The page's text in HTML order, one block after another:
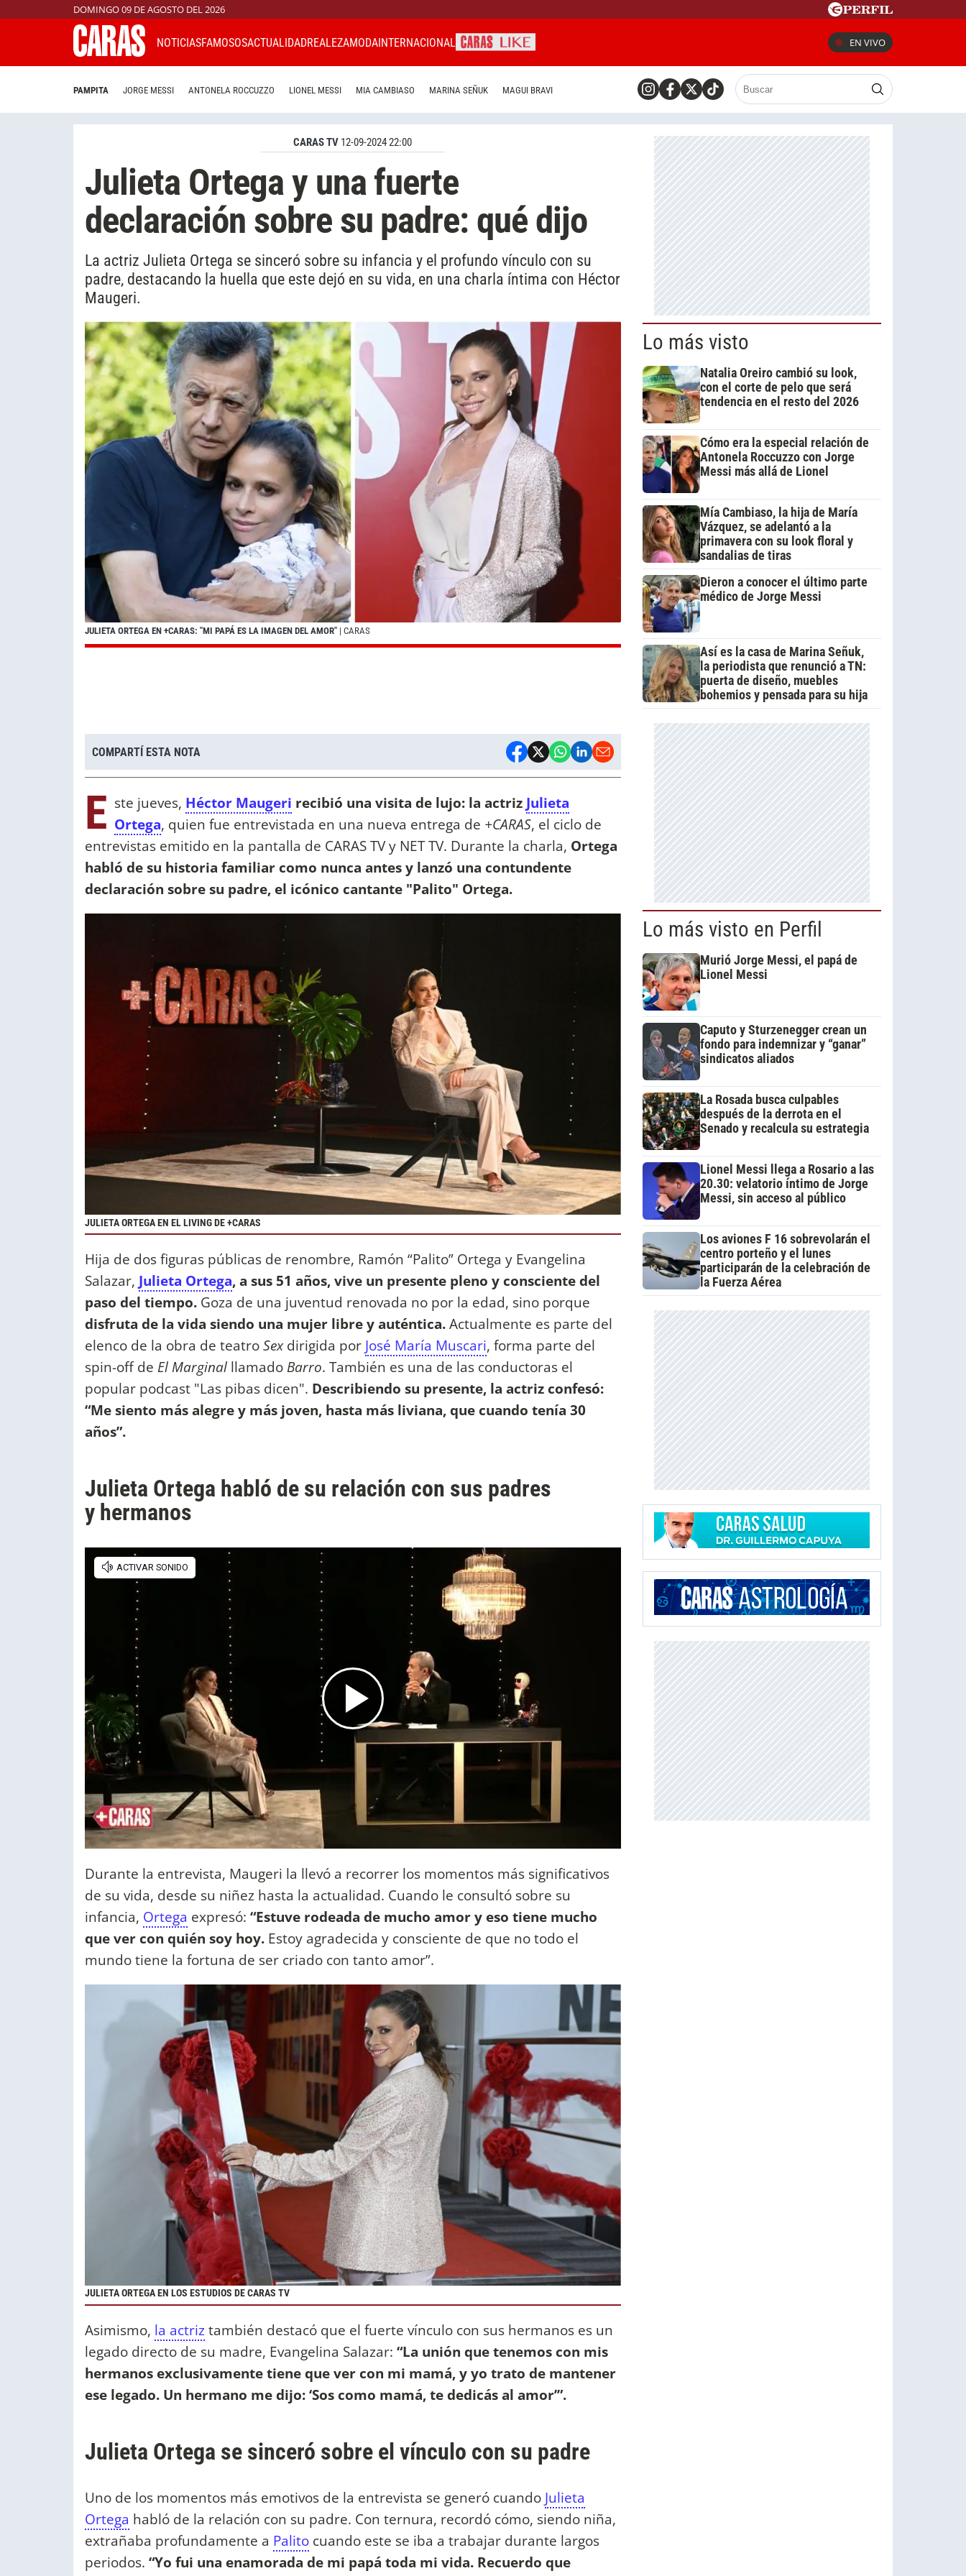
DOMINGO 09 DE AGOSTO DEL 2026
NOTICIASFAMOSOSACTUALIDADREALEZAMODAINTERNACIONAL EN VIVO
PAMPITA JORGE MESSI ANTONELA ROCCUZZO LIONEL MESSI MIA CAMBIASO MARINA SEÑUK MAGUI BRAVI
CARAS TV 12-09-2024 22:00
Julieta Ortega y una fuerte
declaración sobre su padre: qué dijo
La actriz Julieta Ortega se sinceró sobre su infancia y el profundo vínculo con su
padre, destacando la huella que este dejó en su vida, en una charla íntima con Héctor
Maugeri.
JULIETA ORTEGA EN +CARAS: "MI PAPÁ ES LA IMAGEN DEL AMOR" | CARAS
COMPARTÍ ESTA NOTA
E ste jueves, Héctor Maugeri recibió una visita de lujo: la actriz Julieta
Ortega, quien fue entrevistada en una nueva entrega de +CARAS, el ciclo de
entrevistas emitido en la pantalla de CARAS TV y NET TV. Durante la charla, Ortega
habló de su historia familiar como nunca antes y lanzó una contundente
declaración sobre su padre, el icónico cantante "Palito" Ortega.
JULIETA ORTEGA EN EL LIVING DE +CARAS
Hija de dos figuras públicas de renombre, Ramón “Palito” Ortega y Evangelina
Salazar, Julieta Ortega, a sus 51 años, vive un presente pleno y consciente del
paso del tiempo. Goza de una juventud renovada no por la edad, sino porque
disfruta de la vida siendo una mujer libre y auténtica.Actualmente es parte del
elenco de la obra de teatroSexdirigida por José María Muscari, forma parte del
spin-off de El Marginal llamado Barro. También es una de las conductoras el
popular podcast "Las pibas dicen". Describiendo su presente, la actriz confesó:
“Me siento más alegre y más joven, hasta más liviana, que cuando tenía 30
años”.
Julieta Ortega habló de su relación con sus padres
y hermanos
Durante la entrevista, Maugeri la llevó a recorrer los momentos más significativos
de su vida, desde su niñez hasta la actualidad. Cuando le consultó sobre su
infancia, Ortega expresó: “Estuve rodeada de mucho amor y eso tiene mucho
que ver con quién soy hoy. Estoy agradecida y consciente de que no todo el
mundo tiene la fortuna de ser criado con tanto amor”.
JULIETA ORTEGA EN LOS ESTUDIOS DE CARAS TV
Asimismo, la actriztambién destacó que el fuerte vínculo con sus hermanos es un
legado directo de su madre, Evangelina Salazar: “La unión que tenemos con mis
hermanos exclusivamente tiene que ver con mi mamá, y yo trato de mantener
ese legado. Un hermano me dijo: ‘Sos como mamá, te dedicás al amor’”.
Julieta Ortega se sinceró sobre el vínculo con su padre
Uno de los momentos más emotivos de la entrevista se generó cuando Julieta
Ortega habló de la relación con su padre. Con ternura, recordó cómo, siendo niña,
extrañaba profundamente a Palito cuando este se iba a trabajar durante largos
periodos. “Yo fui una enamorada de mi papá toda mi vida. Recuerdo que
Lo más visto
Natalia Oreiro cambió su look,
con el corte de pelo que será
tendencia en el resto del 2026
Cómo era la especial relación de
Antonela Roccuzzo con Jorge
Messi más allá de Lionel
Mía Cambiaso, la hija de María
Vázquez, se adelantó a la
primavera con su look floral y
sandalias de tiras
Dieron a conocer el último parte
médico de Jorge Messi
Así es la casa de Marina Señuk,
la periodista que renunció a TN:
puerta de diseño, muebles
bohemios y pensada para su hija
Lo más visto en Perfil
Murió Jorge Messi, el papá de
Lionel Messi
Caputo y Sturzenegger crean un
fondo para indemnizar y “ganar”
sindicatos aliados
La Rosada busca culpables
después de la derrota en el
Senado y recalcula su estrategia
Lionel Messi llega a Rosario a las
20.30: velatorio íntimo de Jorge
Messi, sin acceso al público
Los aviones F 16 sobrevolarán el
centro porteño y el lunes
participarán de la celebración de
la Fuerza Aérea